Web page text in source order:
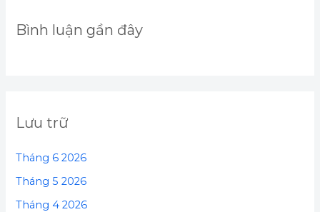
Bình luận gần đây
Lưu trữ
Tháng 6 2026
Tháng 5 2026
Tháng 4 2026